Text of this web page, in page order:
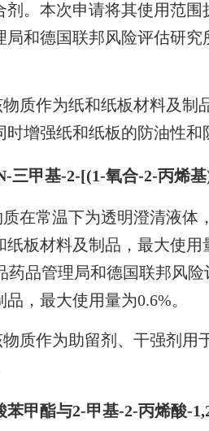
剂。本次申请将其使用范
局和德国联邦风险评估研
作为纸和纸板材料及制
时增强纸和纸板的防油性和
三甲基-2-[(1-氧合-2-丙烯
常温下为透明澄清液体
纸板材料及制品，最大使
药品管理局和德国联邦风
，最大使用量为0.6%。
作为助留剂、干强剂用
苯甲酯与2-甲基-2-丙烯酸-